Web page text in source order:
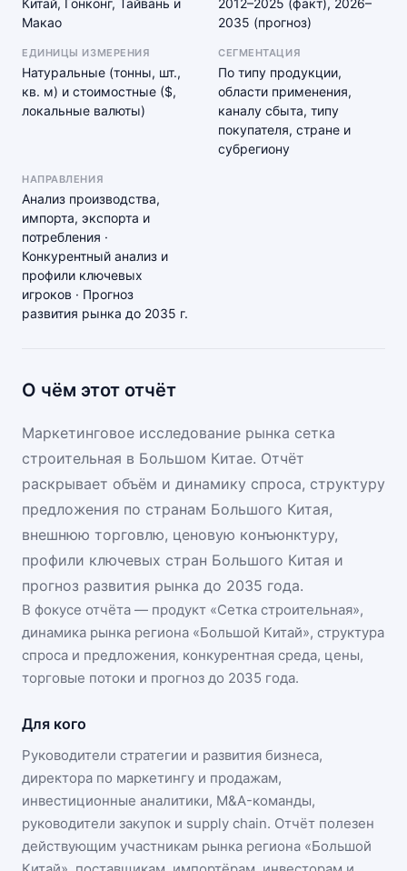
Китай, Гонконг, Тайвань и
Макао
2012–2025 (факт), 2026–
2035 (прогноз)
ЕДИНИЦЫ ИЗМЕРЕНИЯ
Натуральные (тонны, шт.,
кв. м) и стоимостные ($,
локальные валюты)
СЕГМЕНТАЦИЯ
По типу продукции,
области применения,
каналу сбыта, типу
покупателя, стране и
субрегиону
НАПРАВЛЕНИЯ
Анализ производства,
импорта, экспорта и
потребления ·
Конкурентный анализ и
профили ключевых
игроков · Прогноз
развития рынка до 2035 г.
О чём этот отчёт
Маркетинговое исследование рынка сетка
строительная в Большом Китае. Отчёт
раскрывает объём и динамику спроса, структуру
предложения по странам Большого Китая,
внешнюю торговлю, ценовую конъюнктуру,
профили ключевых стран Большого Китая и
прогноз развития рынка до 2035 года.
В фокусе отчёта — продукт «Сетка строительная»,
динамика рынка региона «Большой Китай», структура
спроса и предложения, конкурентная среда, цены,
торговые потоки и прогноз до 2035 года.
Для кого
Руководители стратегии и развития бизнеса,
директора по маркетингу и продажам,
инвестиционные аналитики, M&A-команды,
руководители закупок и supply chain. Отчёт полезен
действующим участникам рынка региона «Большой